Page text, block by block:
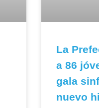
La
a 86
gala
nuevo